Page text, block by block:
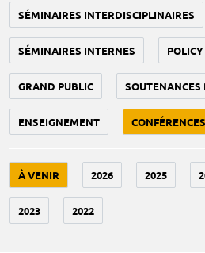
SÉMINAIRES INTERDISCIPLINAIRES
SÉMINAIRES INTERNES
GRAND PUBLIC SOUTENANCES
ENSEIGNEMENT
À VENIR 2026 2025
2023 2022